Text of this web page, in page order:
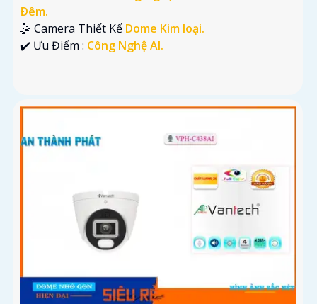
Ðêm.
🤹 Camera Thiết Kế Dome Kim loại.
️✔️ Ưu Điểm : Công Nghệ AI.